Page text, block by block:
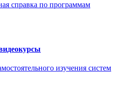
справка по программам
изучения систем